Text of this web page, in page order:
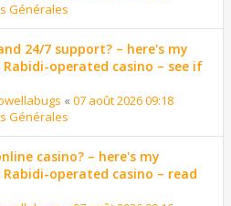
Générales
24/7 support? – here's my
operated casino – see if
« 07 août 2026 09:18
Générales
casino? – here's my
operated casino – read